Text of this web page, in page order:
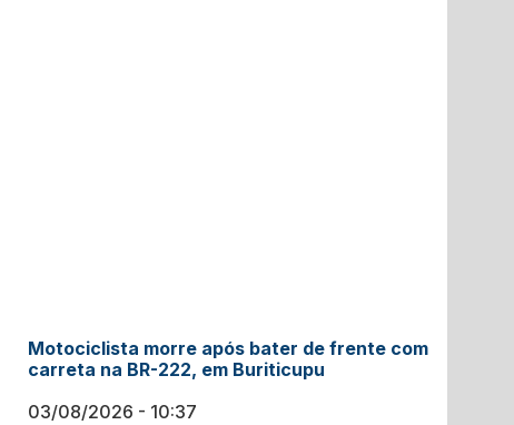
Motociclista morre após bater de frente com
carreta na BR-222, em Buriticupu
03/08/2026
10:37